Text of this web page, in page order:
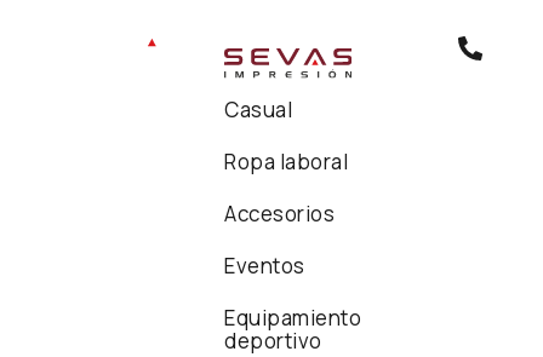
Casual
Ropa laboral
Accesorios
Eventos
Equipamiento
deportivo